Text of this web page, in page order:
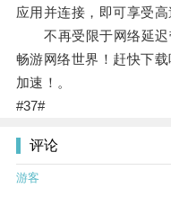
应用并连接，即可享受高
不再受限于网络延迟
畅游网络世界！赶快下
加速！。
#37#
评论
游客